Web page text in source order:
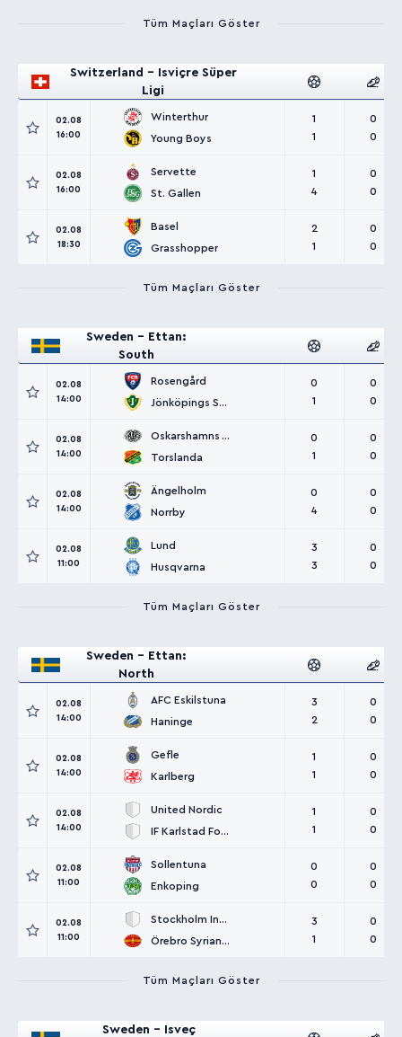
Tüm Maçları Göster
Switzerland - Isviçre Süper
Ligi
02.08
16:00
Winterthur
Young Boys
1
1
0
0
02.08
16:00
Servette
St. Gallen
1
4
0
0
02.08
18:30
Basel
Grasshopper
2
1
0
0
Tüm Maçları Göster
Sweden - Ettan:
South
02.08
14:00
Rosengård
Jönköpings Södra
0
1
0
0
02.08
14:00
Oskarshamns AIK
Torslanda
0
1
0
0
02.08
14:00
Ängelholm
Norrby
0
4
0
0
02.08
11:00
Lund
Husqvarna
3
3
0
0
Tüm Maçları Göster
Sweden - Ettan:
North
02.08
14:00
AFC Eskilstuna
Haninge
3
2
0
0
02.08
14:00
Gefle
Karlberg
1
1
0
0
02.08
14:00
United Nordic
IF Karlstad Fotboll
1
1
0
0
02.08
11:00
Sollentuna
Enkoping
0
0
0
0
02.08
11:00
Stockholm Internazionale
Örebro Syrianska
3
1
0
0
Tüm Maçları Göster
Sweden - Isveç